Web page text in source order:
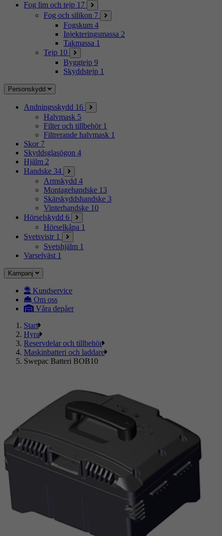
Fog lim och tejp 17
Fog och silikon 7
Fogskum 4
Injekteringsmassa 2
Takmassa 1
Tejp 10
Byggtejp 9
Skyddstejp 1
Personskydd
Andningsskydd 16
Halvmask 5
Filter och tillbehör 1
Filtrerande halvmask 1
Skor 7
Skyddsglasögon 4
Hjälm 2
Handske 34
Armskydd 4
Montagehandske 13
Skärskyddshandske 3
Vinterhandske 10
Hörselskydd 6
Hörselkåpa 1
Svetsvisir 1
Svetshjälm 1
Varselväst 1
Kampanj
Kundservice
Om oss
Våra depåer
Start
Hyra
Reservdelar och tillbehör
Maskinbatteri och laddare
Swepac Batteri BOB10